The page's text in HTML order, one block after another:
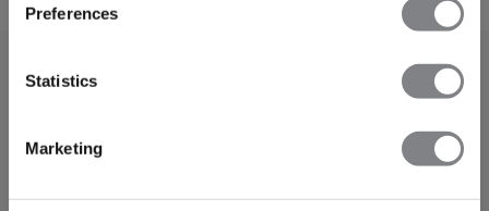
Preferences
Statistics
Marketing